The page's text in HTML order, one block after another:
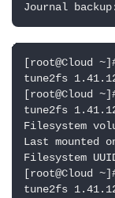
Journal
[root@Cloud
tune2fs
[root@Cloud
tune2fs
Filesystem
Last mounted
Filesystem
[root@Cloud
tune2fs